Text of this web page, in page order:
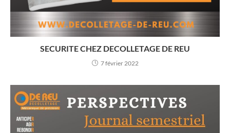
SECURITE CHEZ DECOLLETAGE DE REU
7 février 2022